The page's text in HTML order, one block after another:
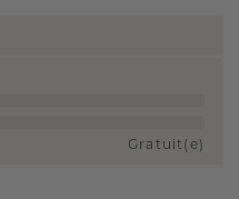
Gratuit(e)